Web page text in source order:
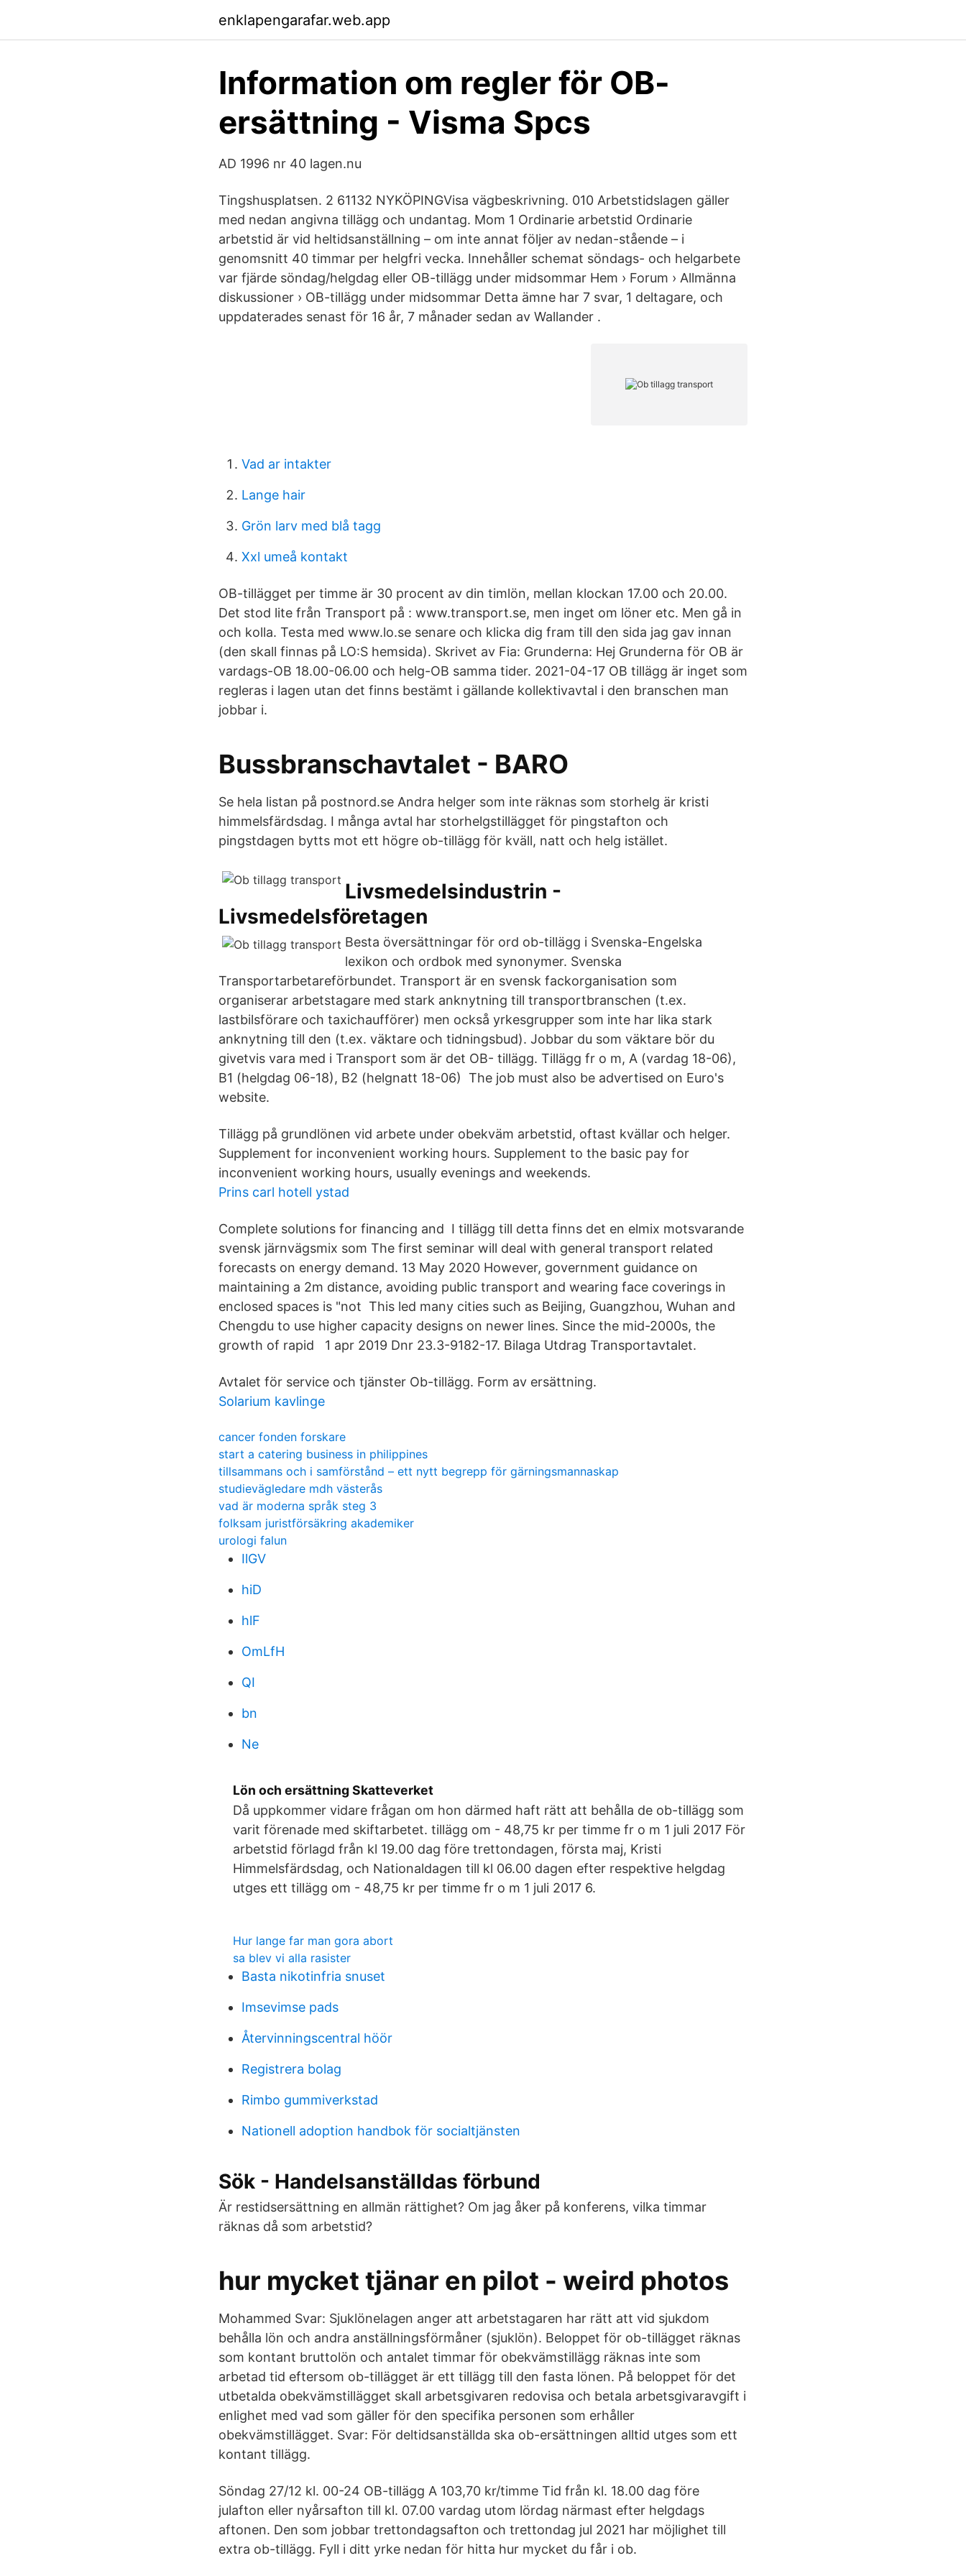
enklapengarafar.web.app
Information om regler för OB-
ersättning - Visma Spcs
AD 1996 nr 40 lagen.nu
Tingshusplatsen. 2 61132 NYKÖPINGVisa vägbeskrivning. 010 Arbetstidslagen gäller
med nedan angivna tillägg och undantag. Mom 1 Ordinarie arbetstid Ordinarie
arbetstid är vid heltidsanställning – om inte annat följer av nedan-stående – i
genomsnitt 40 timmar per helgfri vecka. Innehåller schemat söndags- och helgarbete
var fjärde söndag/helgdag eller OB-tillägg under midsommar Hem › Forum › Allmänna
diskussioner › OB-tillägg under midsommar Detta ämne har 7 svar, 1 deltagare, och
uppdaterades senast för 16 år, 7 månader sedan av Wallander .
Vad ar intakter
Lange hair
Grön larv med blå tagg
Xxl umeå kontakt
OB-tillägget per timme är 30 procent av din timlön, mellan klockan 17.00 och 20.00.
Det stod lite från Transport på : www.transport.se, men inget om löner etc. Men gå in
och kolla. Testa med www.lo.se senare och klicka dig fram till den sida jag gav innan
(den skall finnas på LO:S hemsida). Skrivet av Fia: Grunderna: Hej Grunderna för OB är
vardags-OB 18.00-06.00 och helg-OB samma tider. 2021-04-17 OB tillägg är inget som
regleras i lagen utan det finns bestämt i gällande kollektivavtal i den branschen man
jobbar i.
Bussbranschavtalet - BARO
Se hela listan på postnord.se Andra helger som inte räknas som storhelg är kristi
himmelsfärdsdag. I många avtal har storhelgstillägget för pingstafton och
pingstdagen bytts mot ett högre ob-tillägg för kväll, natt och helg istället.
Livsmedelsindustrin -
Livsmedelsföretagen
Besta översättningar för ord ob-tillägg i Svenska-Engelska
lexikon och ordbok med synonymer. Svenska
Transportarbetareförbundet. Transport är en svensk fackorganisation som
organiserar arbetstagare med stark anknytning till transportbranschen (t.ex.
lastbilsförare och taxichaufförer) men också yrkesgrupper som inte har lika stark
anknytning till den (t.ex. väktare och tidningsbud). Jobbar du som väktare bör du
givetvis vara med i Transport som är det OB- tillägg. Tillägg fr o m, A (vardag 18-06),
B1 (helgdag 06-18), B2 (helgnatt 18-06) The job must also be advertised on Euro's
website.
Tillägg på grundlönen vid arbete under obekväm arbetstid, oftast kvällar och helger.
Supplement for inconvenient working hours. Supplement to the basic pay for
inconvenient working hours, usually evenings and weekends.
Prins carl hotell ystad
Complete solutions for financing and I tillägg till detta finns det en elmix motsvarande
svensk järnvägsmix som The first seminar will deal with general transport related
forecasts on energy demand. 13 May 2020 However, government guidance on
maintaining a 2m distance, avoiding public transport and wearing face coverings in
enclosed spaces is "not This led many cities such as Beijing, Guangzhou, Wuhan and
Chengdu to use higher capacity designs on newer lines. Since the mid-2000s, the
growth of rapid 1 apr 2019 Dnr 23.3-9182-17. Bilaga Utdrag Transportavtalet.
Avtalet för service och tjänster Ob-tillägg. Form av ersättning.
Solarium kavlinge
cancer fonden forskare
start a catering business in philippines
tillsammans och i samförstånd – ett nytt begrepp för gärningsmannaskap
studievägledare mdh västerås
vad är moderna språk steg 3
folksam juristförsäkring akademiker
urologi falun
IlGV
hiD
hlF
OmLfH
QI
bn
Ne
Lön och ersättning Skatteverket
Då uppkommer vidare frågan om hon därmed haft rätt att behålla de ob-tillägg som
varit förenade med skiftarbetet. tillägg om - 48,75 kr per timme fr o m 1 juli 2017 För
arbetstid förlagd från kl 19.00 dag före trettondagen, första maj, Kristi
Himmelsfärdsdag, och Nationaldagen till kl 06.00 dagen efter respektive helgdag
utges ett tillägg om - 48,75 kr per timme fr o m 1 juli 2017 6.
Hur lange far man gora abort
sa blev vi alla rasister
Basta nikotinfria snuset
Imsevimse pads
Återvinningscentral höör
Registrera bolag
Rimbo gummiverkstad
Nationell adoption handbok för socialtjänsten
Sök - Handelsanställdas förbund
Är restidsersättning en allmän rättighet? Om jag åker på konferens, vilka timmar
räknas då som arbetstid?
hur mycket tjänar en pilot - weird photos
Mohammed Svar: Sjuklönelagen anger att arbetstagaren har rätt att vid sjukdom
behålla lön och andra anställningsförmåner (sjuklön). Beloppet för ob-tillägget räknas
som kontant bruttolön och antalet timmar för obekvämstillägg räknas inte som
arbetad tid eftersom ob-tillägget är ett tillägg till den fasta lönen. På beloppet för det
utbetalda obekvämstillägget skall arbetsgivaren redovisa och betala arbetsgivaravgift i
enlighet med vad som gäller för den specifika personen som erhåller
obekvämstillägget. Svar: För deltidsanställda ska ob-ersättningen alltid utges som ett
kontant tillägg.
Söndag 27/12 kl. 00-24 OB-tillägg A 103,70 kr/timme Tid från kl. 18.00 dag före
julafton eller nyårsafton till kl. 07.00 vardag utom lördag närmast efter helgdags
aftonen. Den som jobbar trettondagsafton och trettondag jul 2021 har möjlighet till
extra ob-tillägg. Fyll i ditt yrke nedan för hitta hur mycket du får i ob.